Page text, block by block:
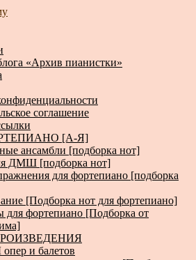
книги, музыка, статьи…
«Архив пианистки»
соглашение
[А-Я]
ансамбли [подборка нот]
ДМШ [подборка нот]
для фортепиано [подборка
[Подборка нот для фортепиано]
для фортепиано [Подборка от
и балетов